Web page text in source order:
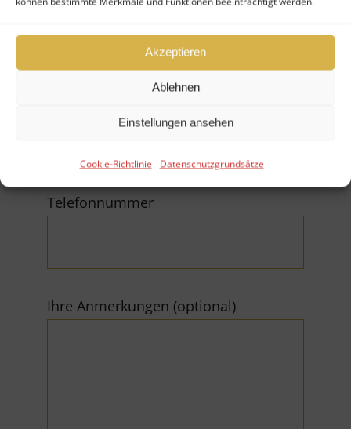
Akzeptieren
Ablehnen
Einstellungen ansehen
Cookie-Richtlinie Datenschutzgrundsätze
Telefonnummer
Ihre Anmerkungen (optional)